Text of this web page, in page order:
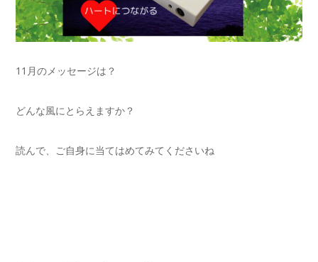
11月のメッセージは？
どんな風にとらえますか？
読んで、ご自身に当てはめてみてくださいね